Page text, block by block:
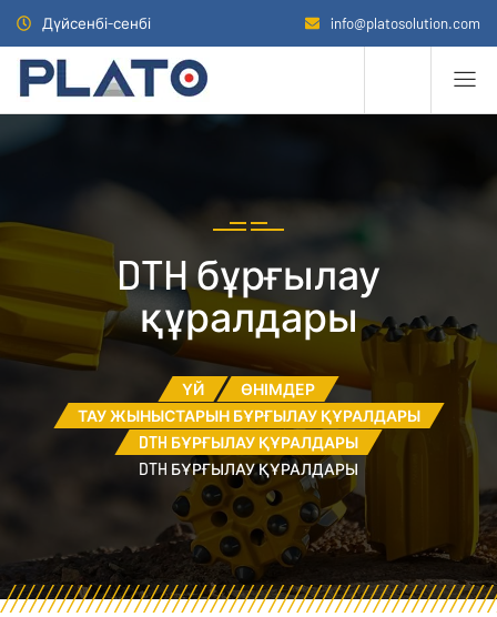
Дүйсенбі-сенбі info@platosolution.com
DTH бұрғылау
құралдары
ҮЙ
ӨНІМДЕР
ТАУ ЖЫНЫСТАРЫН БҰРҒЫЛАУ ҚҰРАЛДАРЫ
DTH БҰРҒЫЛАУ ҚҰРАЛДАРЫ
DTH БҰРҒЫЛАУ ҚҰРАЛДАРЫ